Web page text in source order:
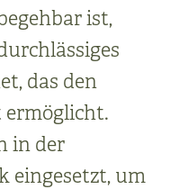
ist,
das den
ermöglicht.
in der
eingesetzt, um